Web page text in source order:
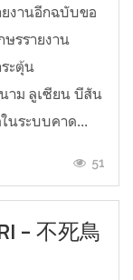
งานอีกฉบับขอ
ษรรายงาน
ะตุ้น
าม ลูเซียน บีสัน
นระบบคาด...
51
- 不死鳥